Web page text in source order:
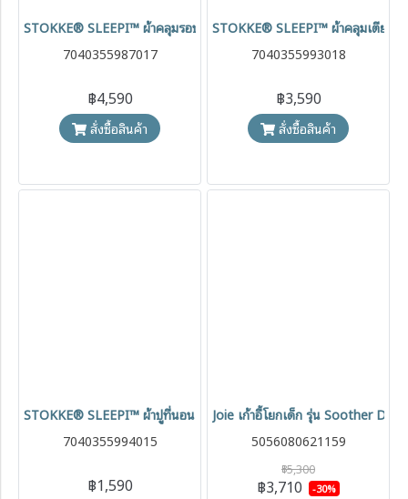
STOKKE® SLEEPI™ ผ้าคลุมรอบเตียง V3 Mesh Liner
7040355987017
฿4,590
สั่งซื้อสินค้า
STOKKE® SLEEPI™ ผ้าคลุมเตียง
7040355993018
฿3,590
สั่งซื้อสินค้า
STOKKE® SLEEPI™ ผ้าปูที่นอน Bed Fitted Sheet V3
7040355994015
฿1,590
Joie เก้าอี้โยกเด็ก รุ่น Soother
5056080621159
฿5,300
฿3,710 -30%